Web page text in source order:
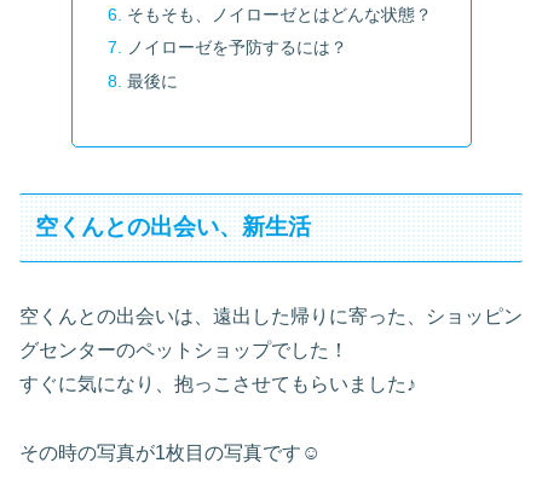
そもそも、ノイローゼとはどんな状態？
ノイローゼを予防するには？
最後に
空くんとの出会い、新生活
空くんとの出会いは、遠出した帰りに寄った、ショッピン
グセンターのペットショップでした！
すぐに気になり、抱っこさせてもらいました♪
その時の写真が1枚目の写真です☺